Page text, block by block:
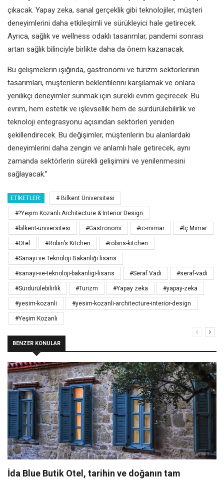
çıkacak. Yapay zeka, sanal gerçeklik gibi teknolojiler, müşteri
deneyimlerini daha etkileşimli ve sürükleyici hale getirecek.
Ayrıca, sağlık ve wellness odaklı tasarımlar, pandemi sonrası
artan sağlık bilinciyle birlikte daha da önem kazanacak.
Bu gelişmelerin ışığında, gastronomi ve turizm sektörlerinin
tasarımları, müşterilerin beklentilerini karşılamak ve onlara
yenilikçi deneyimler sunmak için sürekli evrim geçirecek. Bu
evrim, hem estetik ve işlevsellik hem de sürdürülebilirlik ve
teknoloji entegrasyonu açısından sektörleri yeniden
şekillendirecek. Bu değişimler, müşterilerin bu alanlardaki
deneyimlerini daha zengin ve anlamlı hale getirecek, aynı
zamanda sektörlerin sürekli gelişimini ve yenilenmesini
sağlayacak.”
ETIKETLER: # Bilkent Üniversitesi
#?Yeşim Kozanlı Architecture & Interior Design
#bilkent-universitesi #Gastronomi #ic-mimar #İç Mimar
#Otel #Robin’s Kitchen #robins-kitchen
#Sanayi ve Teknoloji Bakanlığı lisans
#sanayi-ve-teknoloji-bakanligi-lisans #Seraf Vadi #seraf-vadi
#Sürdürülebilirlik #Turizm #Yapay zeka #yapay-zeka
#yesim-kozanli #yesim-kozanli-architecture-interior-design
#Yeşim Kozanlı
BENZER KONULAR
İda Blue Butik Otel, tarihin ve doğanın tam